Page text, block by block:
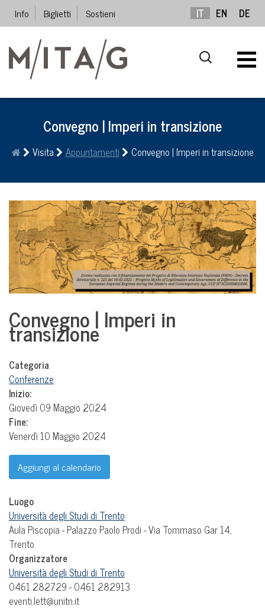
Info Biglietti Sostieni IT EN DE
Convegno | Imperi in transizione
Visita Appuntamenti Convegno | Imperi in transizione
Convegno | Imperi in
transizione
Categoria
Conferenze
Inizio:
Giovedì 09 Maggio 2024
Fine:
Venerdì 10 Maggio 2024
Aggiungi al calendario
Luogo
Università degli Studi di Trento
Aula Piscopia - Palazzo Paolo Prodi - Via Tommaso Gar 14,
Trento
Organizzatore
Università degli Studi di Trento
0461 282729 - 0461 282913
eventi.lett@unitn.it